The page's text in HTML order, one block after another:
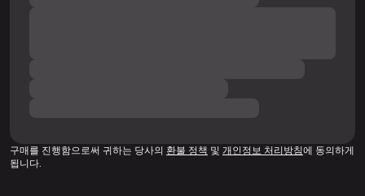
구매를 진행함으로써 귀하는 당사의 환불 정책 및 개인정보 처리방침에 동의하게
됩니다.